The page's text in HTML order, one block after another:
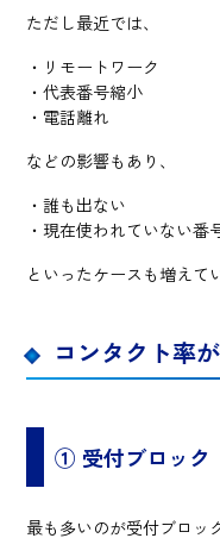
ただし最近では、
・リモートワーク
・代表番号縮小
・電話離れ
などの影響もあり、
・誰も出ない
・現在使われていない番
といったケースも増えて
コンタクト率
① 受付ブロック
最も多いのが受付ブロッ